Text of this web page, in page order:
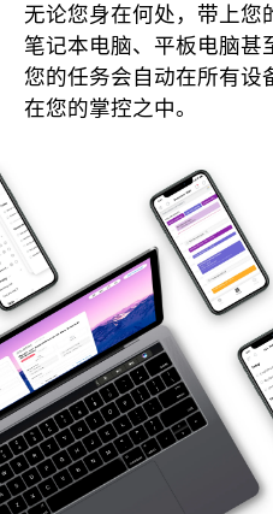
无论您身在何处，带上您
笔记本电脑、平板电脑甚
您的任务会自动在所有设
在您的掌控之中。